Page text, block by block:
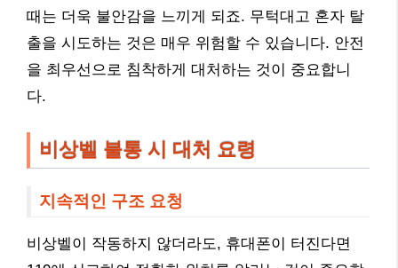
때는 더욱 불안감을 느끼게 되죠. 무턱대고 혼자 탈
출을 시도하는 것은 매우 위험할 수 있습니다. 안전
을 최우선으로 침착하게 대처하는 것이 중요합니
다.
비상벨 불통 시 대처 요령
지속적인 구조 요청
비상벨이 작동하지 않더라도, 휴대폰이 터진다면